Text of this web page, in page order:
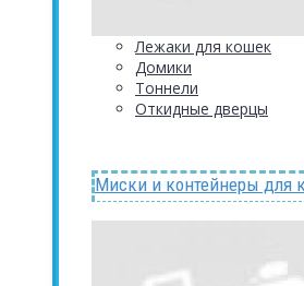
Лежаки для кошек
Домики
Тоннели
Откидные дверцы
Миски и контейнеры для